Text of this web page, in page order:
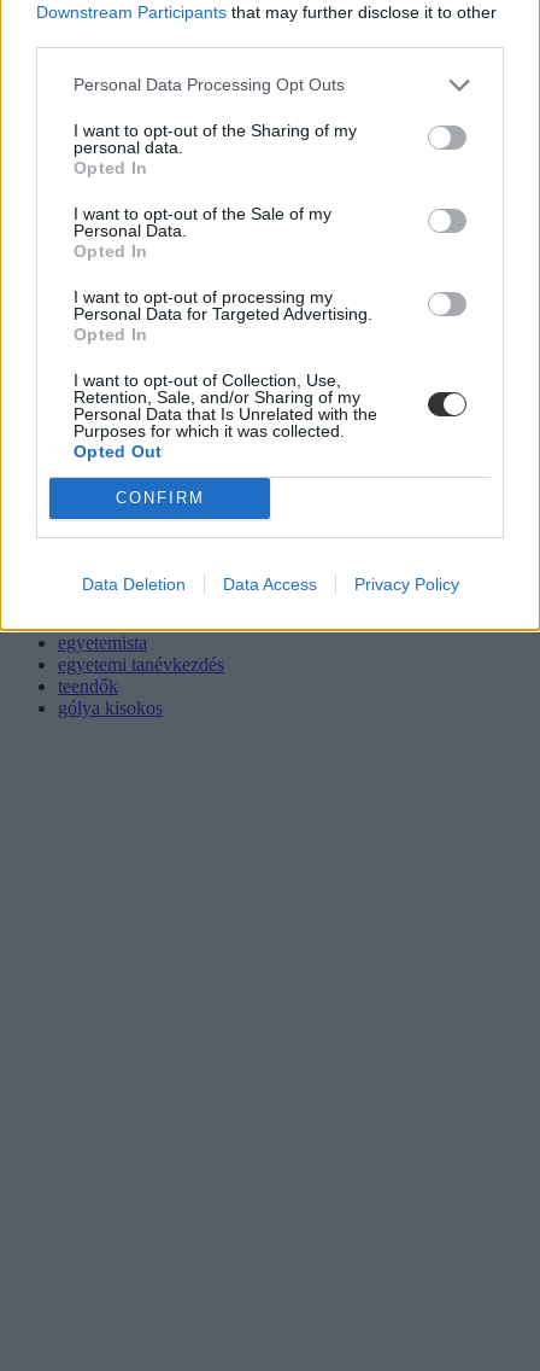
Downstream Participants that may further disclose it to other
Personal Data Processing Opt Outs
I want to opt-out of the Sharing of my
personal data.
Opted In
I want to opt-out of the Sale of my
Personal Data.
Opted In
I want to opt-out of processing my
Personal Data for Targeted Advertising.
Opted In
I want to opt-out of Collection, Use,
Retention, Sale, and/or Sharing of my
Personal Data that Is Unrelated with the
Purposes for which it was collected.
Opted Out
CONFIRM
Data Deletion Data Access Privacy Policy
egyetemista
egyetemi tanévkezdés
teendők
gólya kisokos